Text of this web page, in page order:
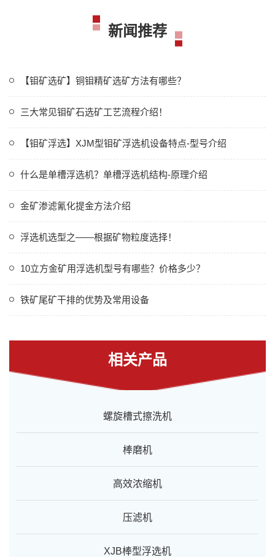
新闻推荐
【钼矿选矿】铜钼精矿选矿方法有哪些？
三大常见钼矿石选矿工艺流程介绍！
【钼矿浮选】XJM型钼矿浮选机设备特点-型号介绍
什么是单槽浮选机？单槽浮选机结构-原理介绍
金矿渗滤氰化提金方法介绍
浮选机选型之——根据矿物粒度选择！
10立方金矿用浮选机型号有哪些？价格多少？
铁矿尾矿干排的优势及常用设备
相关产品
螺旋槽式擦洗机
棒磨机
高效浓缩机
压滤机
XJB棒型浮选机